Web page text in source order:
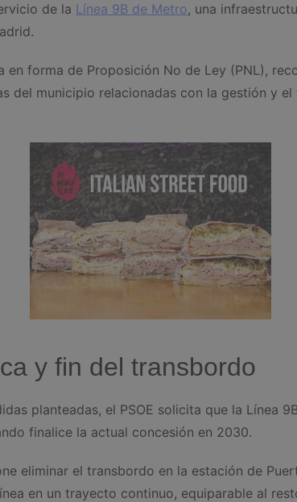
de la Línea 9B de Metro, una
en forma de Proposición No de Ley (PNL),
del municipio relacionadas con la gestión y
y fin del transbordo
planteadas, el PSOE solicita que la Línea
finalice la actual concesión en 2030.
eliminar el transbordo en la estación de
en un trayecto continuo, equiparable al